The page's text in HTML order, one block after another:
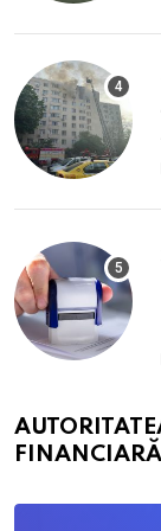
FINANCIARĂ